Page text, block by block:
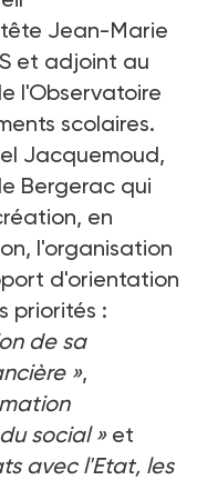
Jean-Marie
et adjoint au
l'Observatoire
scolaires.
Jacquemoud,
Bergerac qui
en
l'organisation
d'orientation
priorités :
de sa
»,
social »et
avec l'Etat, les